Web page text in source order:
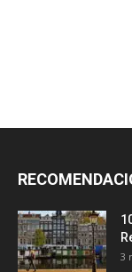
3